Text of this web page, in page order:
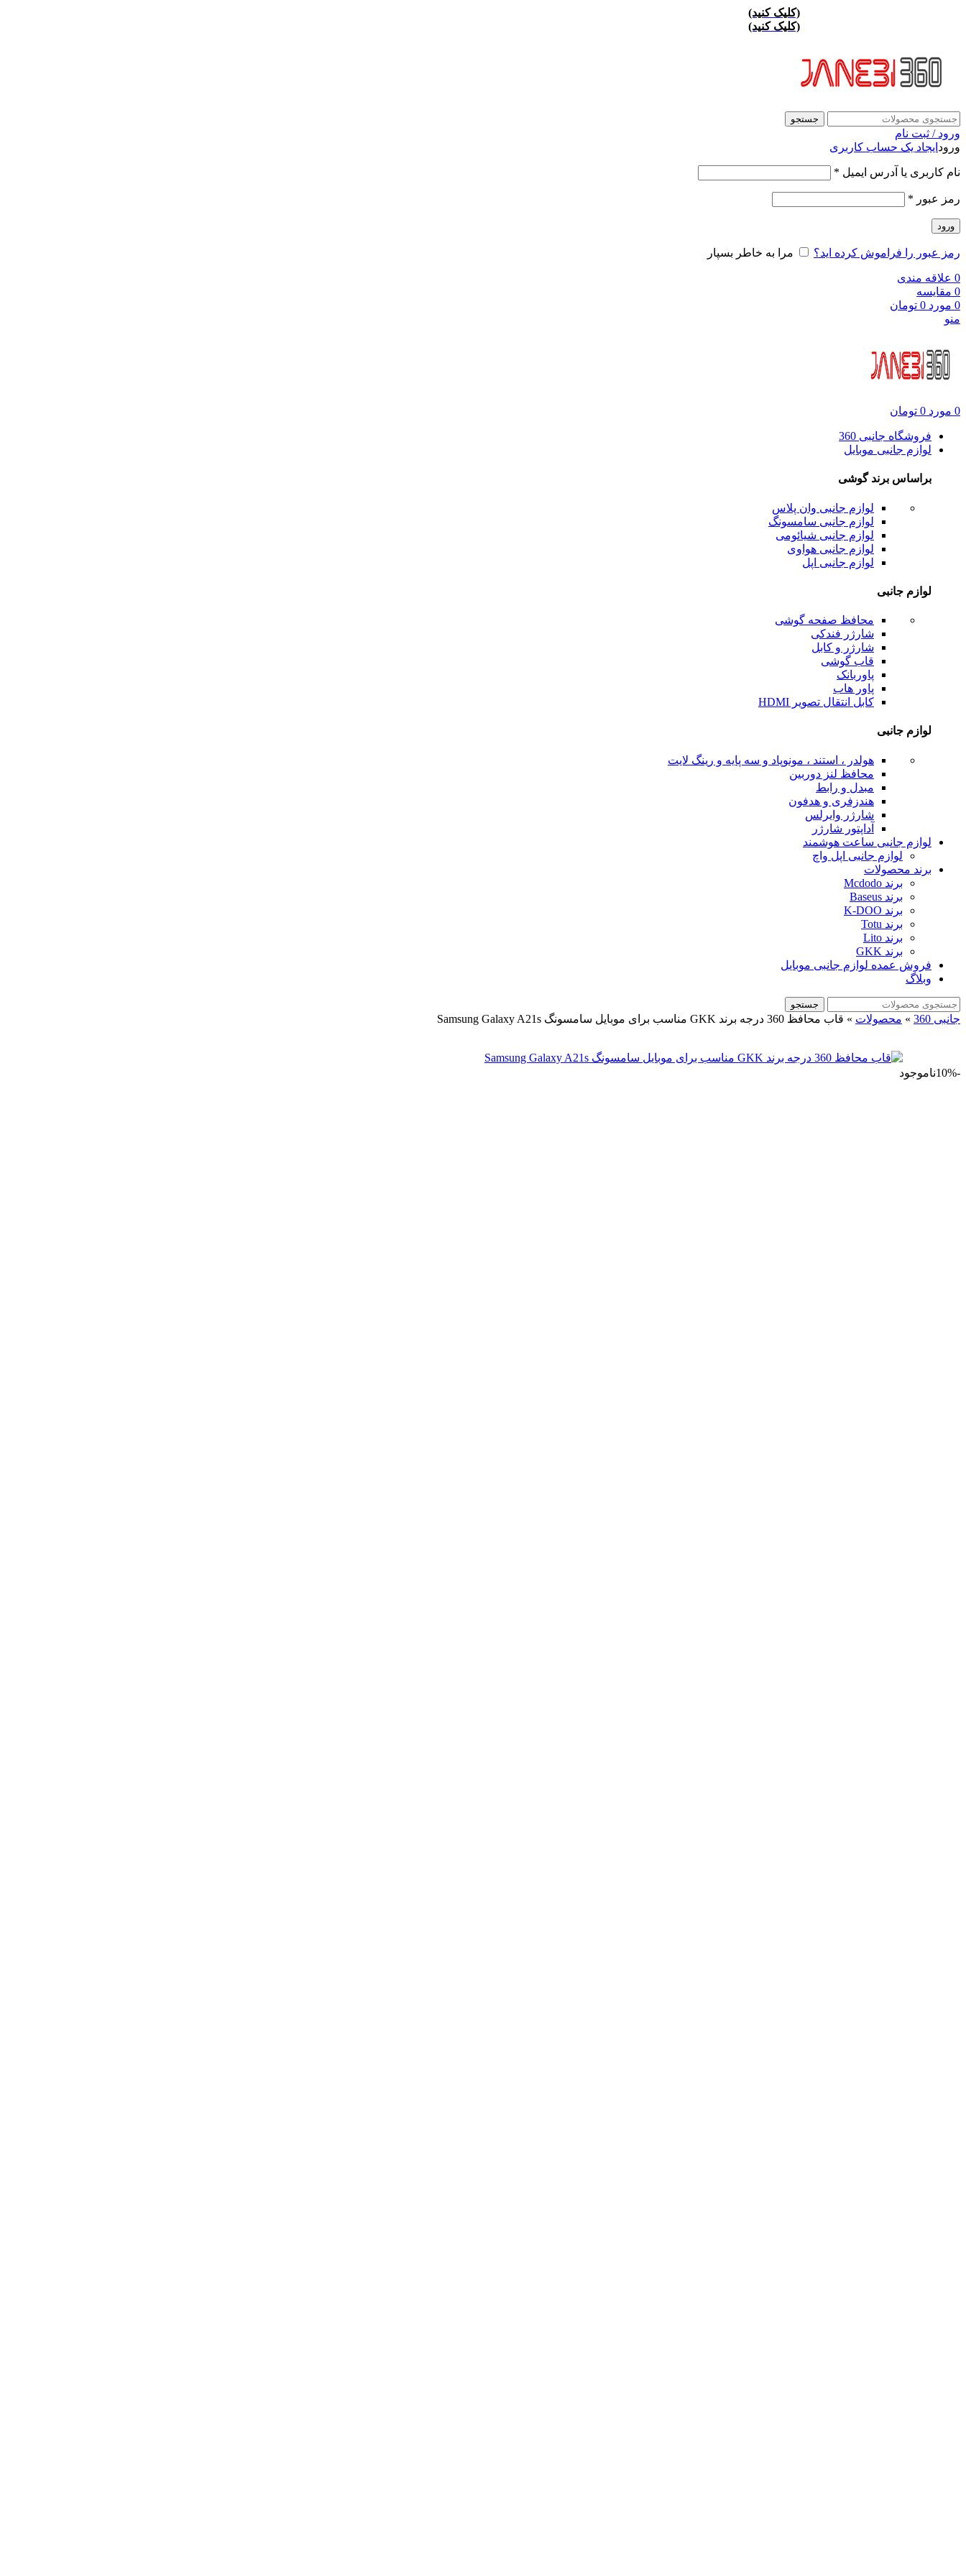
(کليک کنيد)
(کليک کنيد)
جستجو
ورود / ثبت نام
ورود ایجاد یک حساب کاربری
نام کاربری یا آدرس ایمیل *
رمز عبور *
ورود
رمز عبور را فراموش کرده اید؟ مرا به خاطر بسپار
0 علاقه مندی
0 مقايسه
0 مورد 0 تومان
منو
0 مورد 0 تومان
فروشگاه جانبی 360
لوازم جانبی موبایل
براساس برند گوشی
لوازم جانبی وان پلاس
لوازم جانبی سامسونگ
لوازم جانبی شیائومی
لوازم جانبی هواوی
لوازم جانبی اپل
لوازم جانبی
محافظ صفحه گوشی
شارژر فندکی
شارژر و کابل
قاب گوشی
پاوربانک
پاور هاب
کابل انتقال تصویر HDMI
لوازم جانبی
هولدر ، استند ، مونوپاد و سه پایه و رینگ لایت
محافظ لنز دوربین
مبدل و رابط
هندزفری و هدفون
شارژر وایرلس
آداپتور شارژر
لوازم جانبی ساعت هوشمند
لوازم جانبی اپل واچ
برند محصولات
برند Mcdodo
برند Baseus
برند K-DOO
برند Totu
برند Lito
برند GKK
فروش عمده لوازم جانبی موبایل
وبلاگ
جستجو
جانبی 360 » محصولات » قاب محافظ 360 درجه برند GKK مناسب برای موبایل سامسونگ Samsung Galaxy A21s
-10% ناموجود